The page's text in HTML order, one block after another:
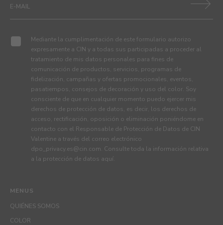
MENUS
QUIÉNES SOMOS
COLOR
Mediante la cumplimentación de este formulario autorizo
expresamente a CIN y a todas sus participadas a proceder al
tratamiento de mis datos personales para fines de
comunicación de productos, servicios, programas de
fidelización, campañas y ofertas promocionales, eventos,
pasatiempos, consejos de decoración y uso del color. Soy
consciente de que en cualquier momento puedo ejercer mis
derechos de protección de datos, es decir, los derechos de
acceso, rectificación, oposición o eliminación poniéndome en
contacto con el Responsable de Protección de Datos de CIN
Valentine a través del correo electrónico
dpo_privacy.es@cin.com. Consulte toda la información relativa
a la protección de datos aquí.